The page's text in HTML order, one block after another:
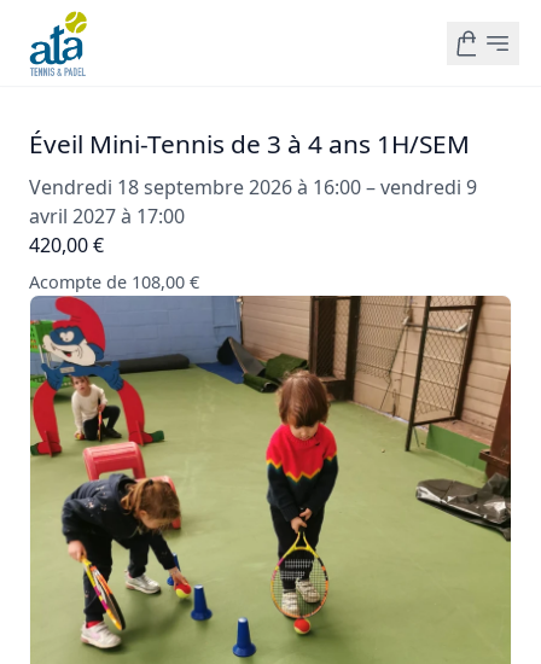
Éveil Mini-Tennis de 3 à 4 ans 1H/SEM
Vendredi 18 septembre 2026 à 16:00 – vendredi 9
avril 2027 à 17:00
420,00 €
Acompte de 108,00 €